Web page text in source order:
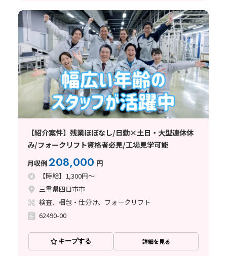
【紹介案件】残業ほぼなし/日勤×土日・大型連休休
み/フォークリフト資格者必見/工場見学可能
月収例208,000 円
【時給】1,300円～
三重県四日市市
検査、梱包・仕分け、フォークリフト
62490-00
キープする 詳細を見る